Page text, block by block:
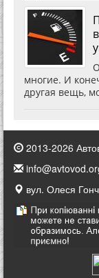
многие. И
другая вещь,
2013-2026
вул. Олеся